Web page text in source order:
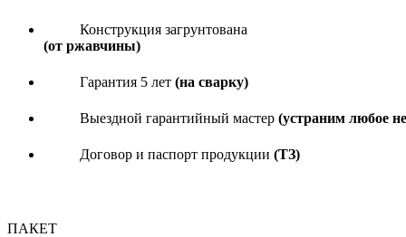
Конструкция загрунтована
(от ржавчины)
Гарантия 5 лет (на сварку)
Выездной гарантийный мастер (устраним любое
Договор и паспорт продукции (ТЗ)
ПАКЕТ